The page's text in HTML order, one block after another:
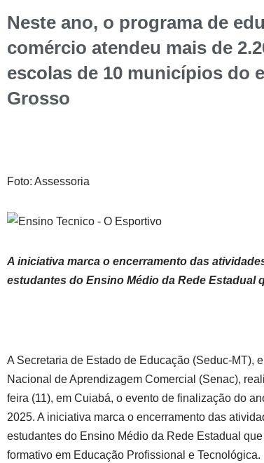
Neste ano, o programa de
comércio atendeu mais de
escolas de 10 municípios do
Grosso
Foto: Assessoria
A iniciativa marca o encerramento das
estudantes do Ensino Médio da Rede Estadual
A Secretaria de Estado de Educação (Seduc-MT),
Nacional de Aprendizagem Comercial (Senac),
feira (11), em Cuiabá, o evento de finalização do
2025. A iniciativa marca o encerramento das
estudantes do Ensino Médio da Rede Estadual
formativo em Educação Profissional e Tecnológica.